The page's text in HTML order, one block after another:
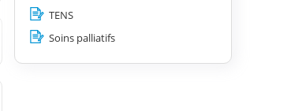
TENS
Soins palliatifs